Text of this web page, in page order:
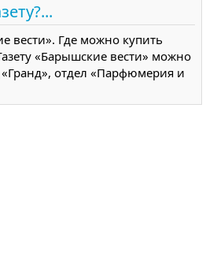
вести». Где можно купить
«Барышские вести» можно
отдел «Парфюмерия и